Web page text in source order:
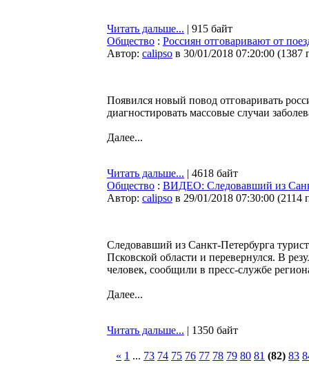
Читать дальше... | 915 байт
Общество : Россиян отговаривают от
Автор: calipso в 30/01/2018 07:20:00 (1387
Появился новый повод отговаривать
диагностировать массовые случаи
Далее...
Читать дальше... | 4618 байт
Общество : ВИДЕО: Следовавший из
Автор: calipso в 29/01/2018 07:30:00 (2114
Следовавший из Санкт-Петербурга
Псковской области и перевернулся. В
человек, сообщили в пресс-службе
Далее...
Читать дальше... | 1350 байт
« 1 ... 73 74 75 76 77 78 79 80 81 (82) 83